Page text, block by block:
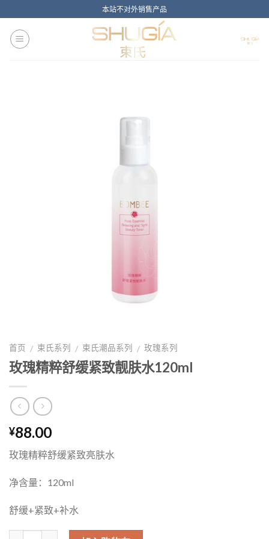
content
本站不对外销售产品
首页 / 束氏系列 / 束氏潮品系列 / 玫瑰系列
玫瑰精粹舒缓紧致靓肤水120ml
¥88.00
玫瑰精粹舒缓紧致亮肤水
净含量：120ml
舒缓+紧致+补水